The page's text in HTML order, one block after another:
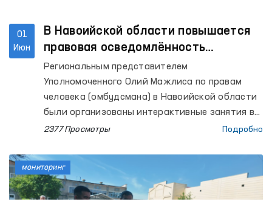
01
Июн
В Навоийской области повышается
правовая осведомлённость
школьников в рамках проекта «Час
Омбудсмана»
Региональным представителем
Уполномоченного Олий Мажлиса по правам
человека (омбудсмана) в Навоийской области
были организованы интерактивные занятия в
общеобразовательных школах № 1, 2, 3 и 4
34 Нуратинского района. В мероприятиях
приняли участие более 280 учащихся.
2377 Просмотры Подробно
мониторинг